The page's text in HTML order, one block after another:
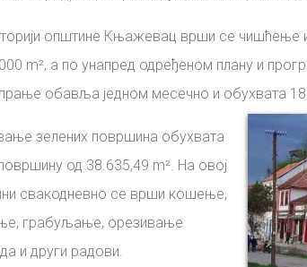
општине Књажевац врши се чишћење
m², а по унапред одређеном плану и
обавља једном месечно и обухвата 18
зелених површина обухвата
од 38.635,49 m². На овој
свакодневно се врши кошење,
грабуљање, орезивање
и други радови.